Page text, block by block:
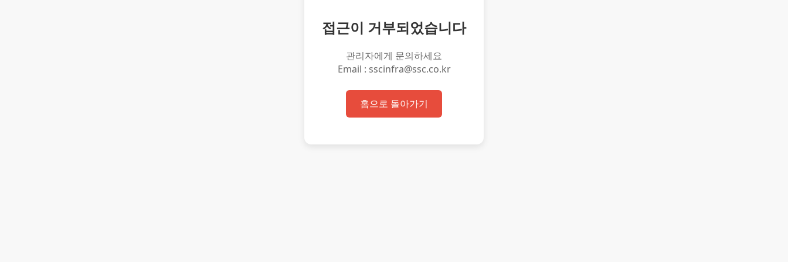
접근이 거부되었습니다
관리자에게 문의하세요
Email : sscinfra@ssc.co.kr
홈으로 돌아가기